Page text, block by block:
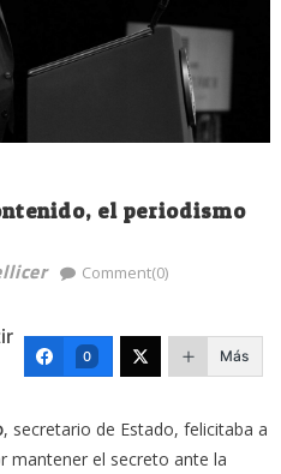
el periodismo
Comment(0)
0 Más
, secretario de Estado, felicitaba a
mantener el secreto ante la